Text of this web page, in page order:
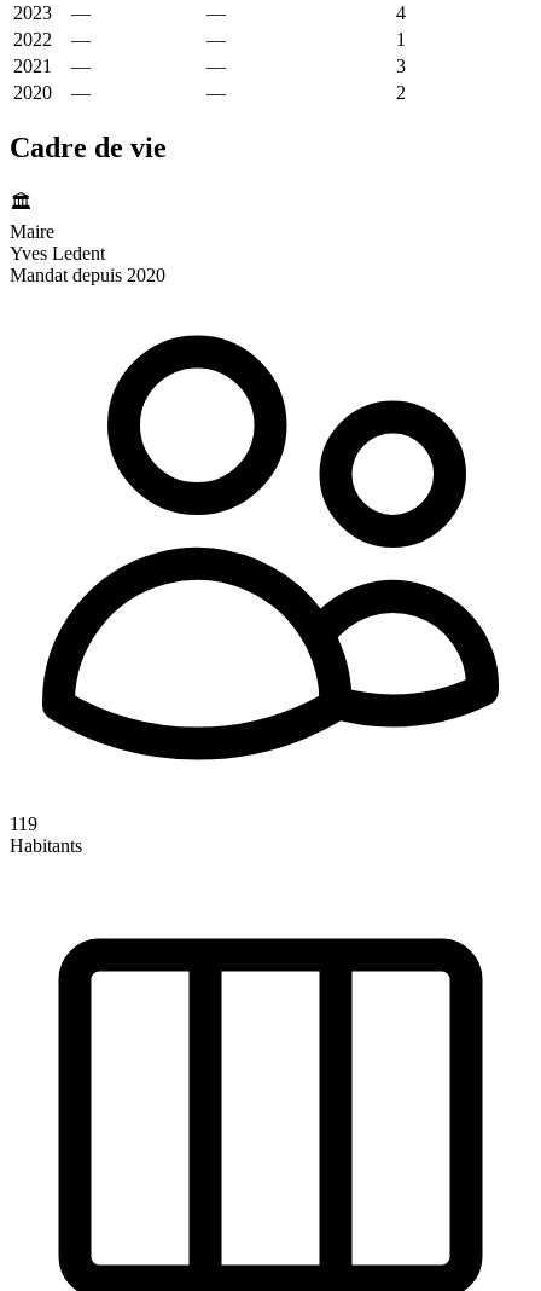
2023
— —
4
2022
— —
1
2021
— —
3
2020
— — 2
Cadre de vie
🏛️
Maire
Yves Ledent
Mandat depuis 2020
119
Habitants